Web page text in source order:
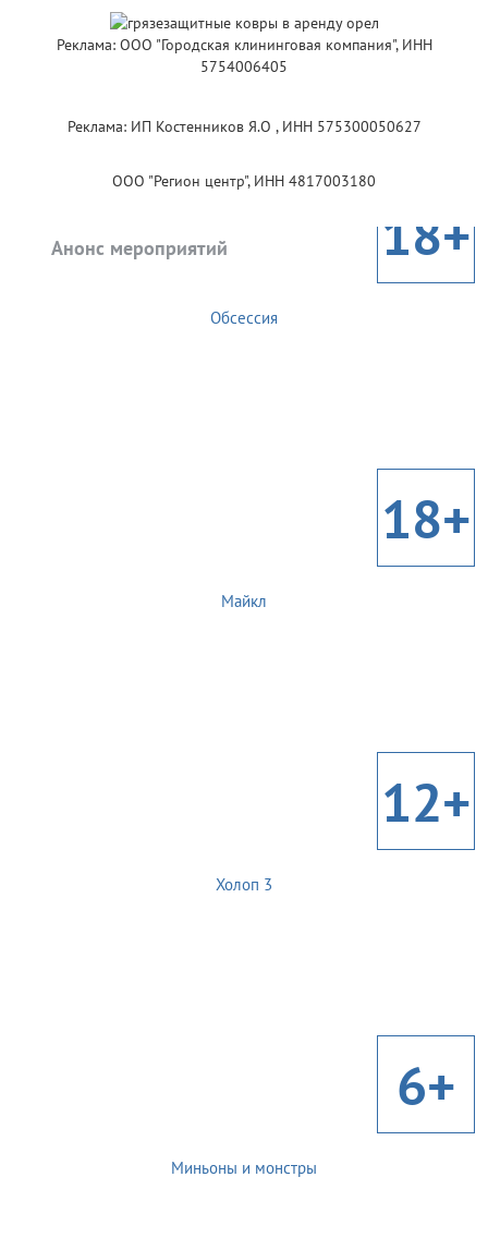
Реклама: ООО "Городская клининговая компания", ИНН
5754006405
Реклама: ИП Костенников Я.О , ИНН 575300050627
ООО "Регион центр", ИНН 4817003180
Анонс мероприятий 18+
Обсессия
18+
Майкл
12+
Холоп 3
6+
Миньоны и монстры